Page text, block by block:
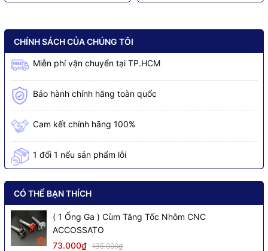
CHÍNH SÁCH CỦA CHÚNG TÔI
Miễn phí vận chuyển tại TP.HCM
Bảo hành chính hãng toàn quốc
Cam kết chính hãng 100%
1 đổi 1 nếu sản phẩm lỗi
CÓ THỂ BẠN THÍCH
( 1 Ống Ga ) Cùm Tăng Tốc Nhôm CNC
ACCOSSATO
73.000₫ 135.000₫